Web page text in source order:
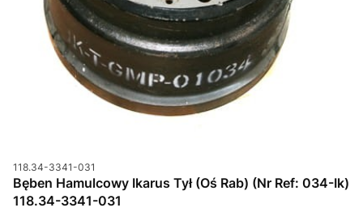
Kod produktu
118.34-3341-031
Bęben Hamulcowy Ikarus Tył (Oś Rab) (Nr Ref: 034-Ik)
118.34-3341-031